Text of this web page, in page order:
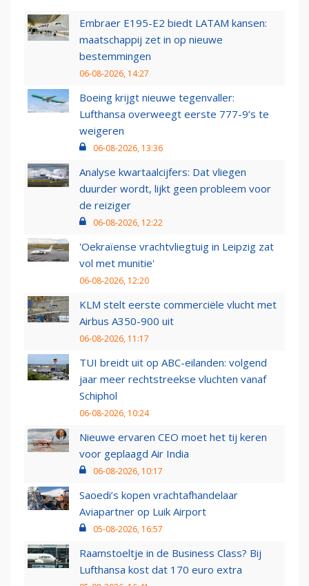
Embraer E195-E2 biedt LATAM kansen:
maatschappij zet in op nieuwe
bestemmingen
06-08-2026, 14:27
Boeing krijgt nieuwe tegenvaller:
Lufthansa overweegt eerste 777-9’s te
weigeren
06-08-2026, 13:36
Analyse kwartaalcijfers: Dat vliegen
duurder wordt, lijkt geen probleem voor
de reiziger
06-08-2026, 12:22
'Oekraïense vrachtvliegtuig in Leipzig zat
vol met munitie'
06-08-2026, 12:20
KLM stelt eerste commerciële vlucht met
Airbus A350-900 uit
06-08-2026, 11:17
TUI breidt uit op ABC-eilanden: volgend
jaar meer rechtstreekse vluchten vanaf
Schiphol
06-08-2026, 10:24
Nieuwe ervaren CEO moet het tij keren
voor geplaagd Air India
06-08-2026, 10:17
Saoedi’s kopen vrachtafhandelaar
Aviapartner op Luik Airport
05-08-2026, 16:57
Raamstoeltje in de Business Class? Bij
Lufthansa kost dat 170 euro extra